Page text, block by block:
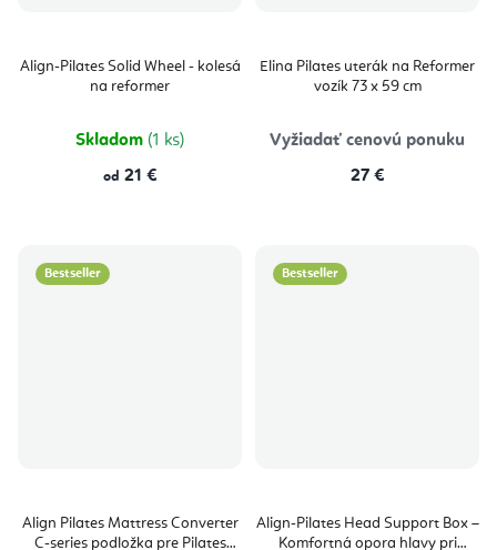
Align-Pilates Solid Wheel - kolesá
na reformer
Skladom (1 ks)
od 21 €
Elina Pilates uterák na Reformer
vozík 73 x 59 cm
Vyžiadať cenovú ponuku
27 €
Bestseller
Align Pilates Mattress Converter
C-series podložka pre Pilates
Bestseller
Align-Pilates Head Support Box –
Komfortná opora hlavy pri